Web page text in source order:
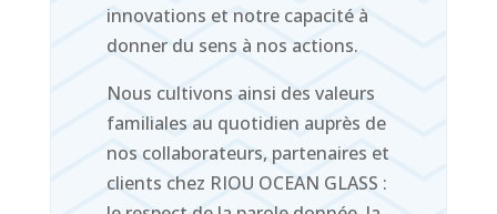
innovations et notre capacité à
donner du sens à nos actions.
Nous cultivons ainsi des valeurs
familiales au quotidien auprès de
nos collaborateurs, partenaires et
clients chez RIOU OCEAN GLASS :